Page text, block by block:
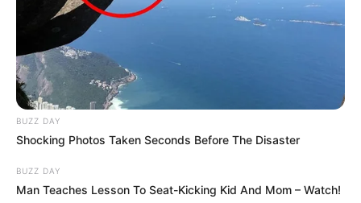
Ez a koncepció Romániában már bizonyított: a
kisebb, gyors bevásárlásra tervezett Kaufland-
üzletekóriási sikert arattak, mivel pontosan
BUZZ DAY
Shocking Photos Taken Seconds Before The Disaster
BUZZ DAY
Man Teaches Lesson To Seat-Kicking Kid And Mom – Watch!